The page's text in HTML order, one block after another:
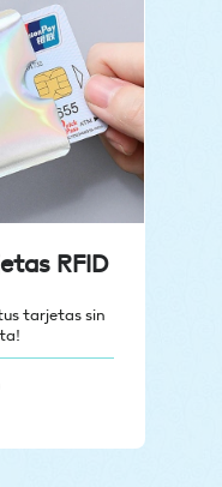
RFID
tarjetas sin